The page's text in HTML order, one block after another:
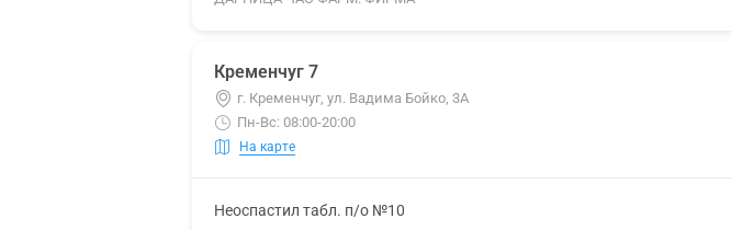
Кременчуг 7
г. Кременчуг, ул. Вадима Бойко, 3А
Пн-Вс: 08:00-20:00
На карте
Неоспастил табл. п/о №10